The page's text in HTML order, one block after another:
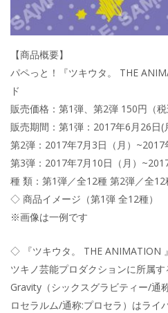
【商品概要】
パペっと！『ツキウタ。 THE
ド
販売価格：第1弾、第2弾 150円（
販売期間：第1弾：2017年6月26日(
第2弾：2017年7月3日（月）~2017
第3弾：2017年7月10日（月）
種 類：第1弾／全12種 第2弾／全
◇ 商品イメージ（第1弾 全12種）
※画像は一例です
◇ 『ツキウタ。 THE ANIMATION
ツキノ芸能プロダクションに所属
Gravity（シックスグラビティー/通
ロセラルム/通称:プロセラ）はライ